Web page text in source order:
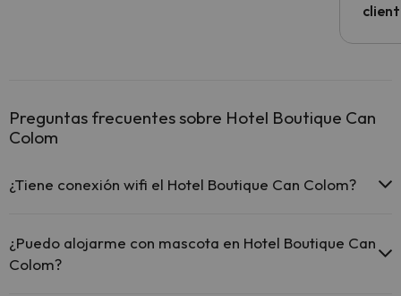
Preguntas frecuentes sobre Hotel Boutique Can
Colom
¿Tiene conexión wifi el Hotel Boutique Can Colom?
¿Puedo alojarme con mascota en Hotel Boutique Can
Colom?